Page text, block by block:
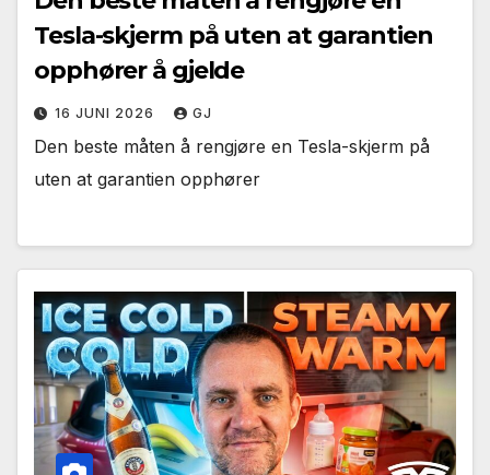
Tesla-skjerm på uten at garantien
opphører å gjelde
16 JUNI 2026 GJ
Den beste måten å rengjøre en Tesla-skjerm på
uten at garantien opphører